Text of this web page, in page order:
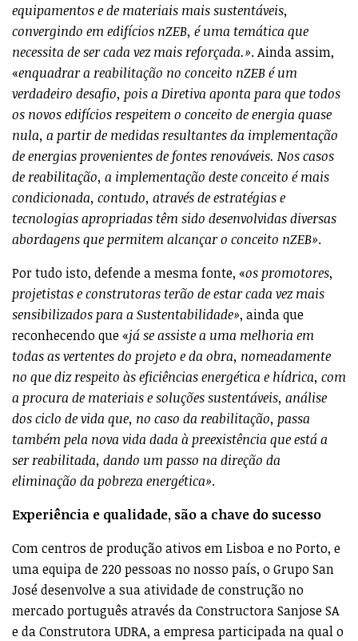
equipamentos e de materiais mais sustentáveis,
convergindo em edifícios nZEB, é uma temática que
necessita de ser cada vez mais reforçada.». Ainda assim,
«enquadrar a reabilitação no conceito nZEB é um
verdadeiro desafio, pois a Diretiva aponta para que todos
os novos edifícios respeitem o conceito de energia quase
nula, a partir de medidas resultantes da implementação
de energias provenientes de fontes renováveis. Nos casos
de reabilitação, a implementação deste conceito é mais
condicionada, contudo, através de estratégias e
tecnologias apropriadas têm sido desenvolvidas diversas
abordagens que permitem alcançar o conceito nZEB».
Por tudo isto, defende a mesma fonte, «os promotores,
projetistas e construtoras terão de estar cada vez mais
sensibilizados para a Sustentabilidade», ainda que
reconhecendo que «já se assiste a uma melhoria em
todas as vertentes do projeto e da obra, nomeadamente
no que diz respeito às eficiências energética e hídrica, com
a procura de materiais e soluções sustentáveis, análise
dos ciclo de vida que, no caso da reabilitação, passa
também pela nova vida dada à preexistência que está a
ser reabilitada, dando um passo na direção da
eliminação da pobreza energética».
Experiência e qualidade, são a chave do sucesso
Com centros de produção ativos em Lisboa e no Porto, e
uma equipa de 220 pessoas no nosso país, o Grupo San
José desenvolve a sua atividade de construção no
mercado português através da Constructora Sanjose SA
e da Construtora UDRA, a empresa participada na qual o